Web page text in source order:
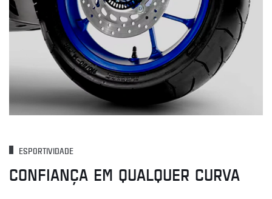
ESPORTIVIDADE
CONFIANÇA EM QUALQUER CURVA